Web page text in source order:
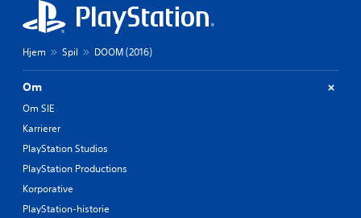
Hjem Spil DOOM (2016)
Om
Om SIE
Karrierer
PlayStation Studios
PlayStation Productions
Korporative
PlayStation-historie